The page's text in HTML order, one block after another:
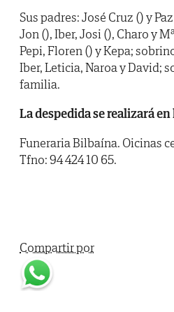
Sus padres: José Cruz () y
Jon (), Iber, Josi (), Charo y
Pepi, Floren () y Kepa;
Iber, Leticia, Naroa y David;
familia.
La despedida se realizará
Funeraria Bilbaína. Oicinas
Tfno: 94 424 10 65.
Compartir por